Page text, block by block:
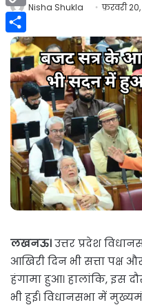
Nisha Shukla फ़रवरी
लखनऊ।उत्तर प्रदेश
आखिरी दिन भी सत्ता पक्ष
हंगामा हुआ। हालांकि, इस
भी हुई। विधानसभा में
Copy
Link
Share